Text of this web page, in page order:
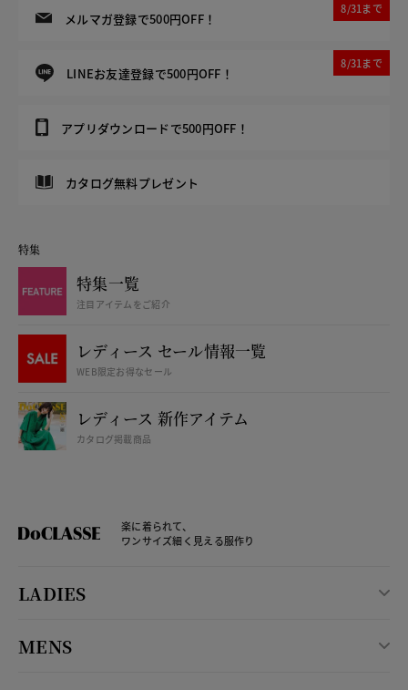
メルマガ登録で500円OFF！
8/31まで
LINEお友達登録で500円OFF！
8/31まで
アプリダウンロードで500円OFF！
カタログ無料プレゼント
特集
特集一覧
注目アイテムをご紹介
レディース セール情報一覧
WEB限定お得なセール
レディース 新作アイテム
カタログ掲載商品
楽に着られて、
ワンサイズ細く見える服作り
LADIES
MENS